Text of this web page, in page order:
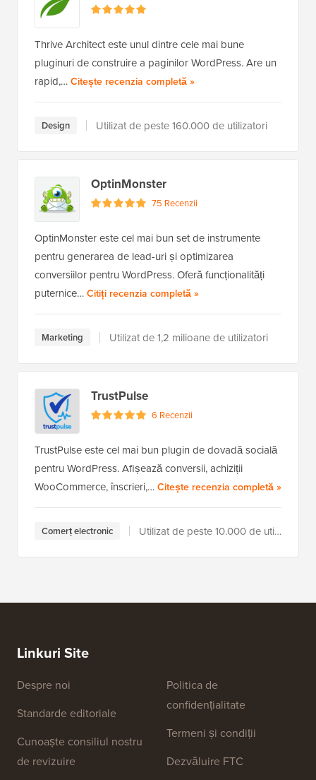
Thrive Architect este unul dintre cele mai bune
pluginuri de construire a paginilor WordPress. Are un
rapid,… Citește recenzia completă a Thrive Architect
»
Design Utilizat de peste 160.000 de utilizatori
OptinMonster
75 Recenzii
OptinMonster este cel mai bun set de instrumente
pentru generarea de lead-uri și optimizarea
conversiilor pentru WordPress. Oferă funcționalități
puternice… Citiți recenzia completă a OptinMonster
»
Marketing Utilizat de 1,2 milioane de utilizatori
TrustPulse
6 Recenzii
TrustPulse este cel mai bun plugin de dovadă socială
pentru WordPress. Afișează conversii, achiziții
WooCommerce, înscrieri,… Citește recenzia completă a
»
Comerț electronic Utilizat de peste 10.000 de utilizatori
Linkuri Site
Despre noi
Standarde editoriale
Cunoaște consiliul nostru
de revizuire
Politica de
confidențialitate
Termeni și condiții
Dezvăluire FTC